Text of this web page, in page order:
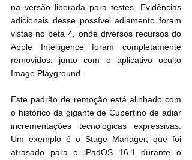
na versão liberada para testes. Evidências
adicionais desse possível adiamento foram
vistas no beta 4, onde diversos recursos do
Apple Intelligence foram completamente
removidos, junto com o aplicativo oculto
Image Playground.
Este padrão de remoção está alinhado com
o histórico da gigante de Cupertino de adiar
incrementações tecnológicas expressivas.
Um exemplo é o Stage Manager, que foi
atrasado para o iPadOS 16.1 durante o